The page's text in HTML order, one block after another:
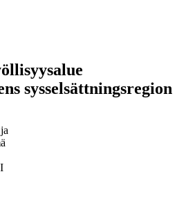
sysselsättningsregion